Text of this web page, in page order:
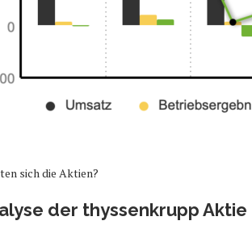
sich die Aktien?
der thyssenkrupp Aktie